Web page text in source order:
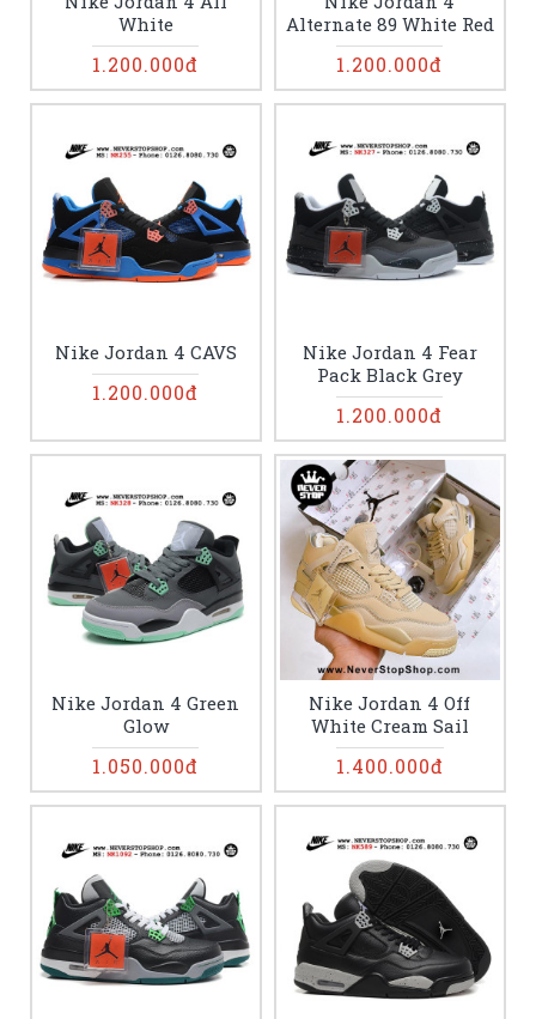
White
1.200.000đ
Alternate 89 White Red
1.200.000đ
Nike Jordan 4 CAVS
1.200.000đ
Nike Jordan 4 Fear
Pack Black Grey
1.200.000đ
Nike Jordan 4 Green
Glow
1.050.000đ
Nike Jordan 4 Off
White Cream Sail
1.400.000đ